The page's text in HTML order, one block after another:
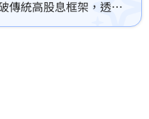
統高股息框架，透過0
化為權利金收益，有效
優勢，更能掌握長線